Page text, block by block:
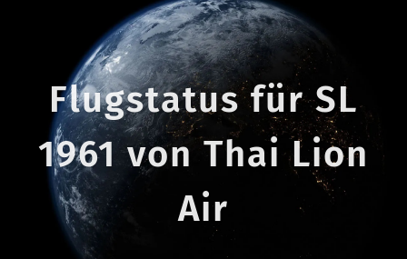
Flugstatus für SL
1961 von Thai Lion
Air